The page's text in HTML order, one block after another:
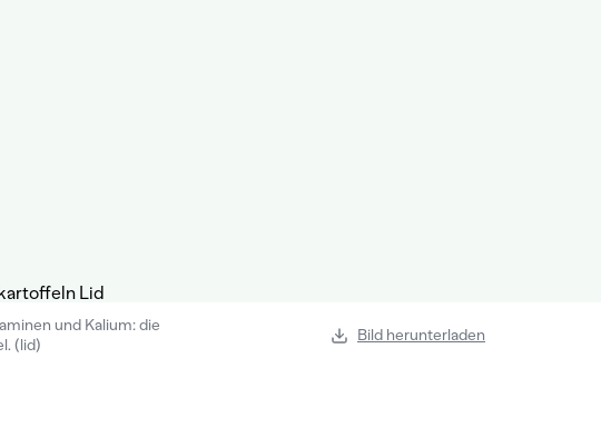
und Kalium: die
(lid)
Bild herunterladen